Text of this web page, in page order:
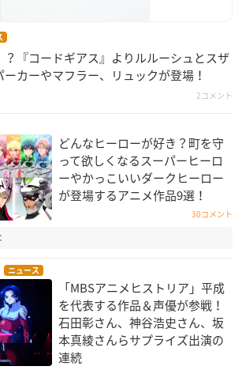
？『コードギアス』よりルルーシュとスザ
カーやマフラー、リュックが登場！
2コメント
どんなヒーローが好き？町を守
って欲しくなるスーパーヒーロ
ーやかっこいいダークヒーロー
が登場するアニメ作品9選！
30コメント
ニュース
「MBSアニメヒストリア」平成
を代表する作品＆声優が参戦！
石田彰さん、神谷浩史さん、坂
本真綾さんらサプライズ出演の
連続